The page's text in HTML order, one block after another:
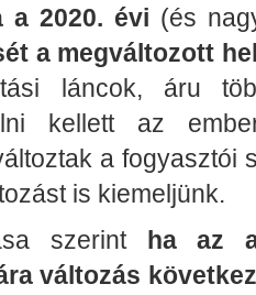
a 2020. évi (és
a megváltozott
láncok, áru
kellett az
a fogyasztói
is kiemeljünk.
szerint ha az
változás